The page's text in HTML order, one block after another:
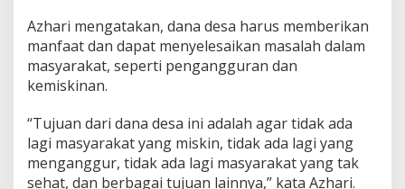
Azhari mengatakan, dana desa harus memberikan
manfaat dan dapat menyelesaikan masalah dalam
masyarakat, seperti pengangguran dan
kemiskinan.
“Tujuan dari dana desa ini adalah agar tidak ada
lagi masyarakat yang miskin, tidak ada lagi yang
menganggur, tidak ada lagi masyarakat yang tak
sehat, dan berbagai tujuan lainnya,” kata Azhari.